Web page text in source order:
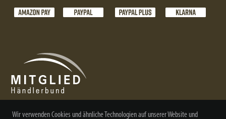
Wir verwenden Cookies und ähnliche Technologien auf unserer Website und